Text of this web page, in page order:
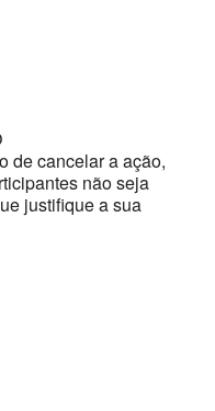
de cancelar a ação,
não seja
justifique a sua